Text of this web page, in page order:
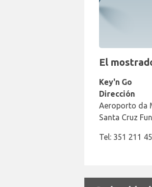
El
Key'n Go
Dirección
Aeroporto da
Santa Cruz
Tel: 351 211